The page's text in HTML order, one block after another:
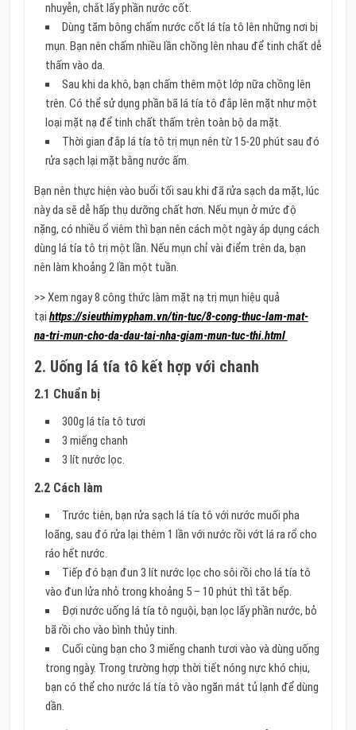
nhuyễn, chắt lấy phần nước cốt.
Dùng tăm bông chấm nước cốt lá tía tô lên những nơi bị
mụn. Bạn nên chấm nhiều lần chồng lên nhau để tinh chất dễ
thấm vào da.
Sau khi da khô, bạn chấm thêm một lớp nữa chồng lên
trên. Có thể sử dụng phần bã lá tía tô đắp lên mặt như một
loại mặt nạ để tinh chất thấm trên toàn bộ da mặt.
Thời gian đắp lá tía tô trị mụn nên từ 15-20 phút sau đó
rửa sạch lại mặt bằng nước ấm.
Bạn nên thực hiện vào buổi tối sau khi đã rửa sạch da mặt, lúc
này da sẽ dễ hấp thụ dưỡng chất hơn. Nếu mụn ở mức độ
nặng, có nhiều ổ viêm thì bạn nên cách một ngày áp dụng cách
dùng lá tía tô trị một lần. Nếu mụn chỉ vài điểm trên da, bạn
nên làm khoảng 2 lần một tuần.
>> Xem ngay 8 công thức làm mặt nạ trị mụn hiệu quả
tại https://sieuthimypham.vn/tin-tuc/8-cong-thuc-lam-mat-
na-tri-mun-cho-da-dau-tai-nha-giam-mun-tuc-thi.html
2. Uống lá tía tô kết hợp với chanh
2.1 Chuẩn bị
300g lá tía tô tươi
3 miếng chanh
3 lít nước lọc.
2.2 Cách làm
Trước tiên, bạn rửa sạch lá tía tô với nước muối pha
loãng, sau đó rửa lại thêm 1 lần với nước rồi vớt lá ra rổ cho
ráo hết nước.
Tiếp đó bạn đun 3 lít nước lọc cho sôi rồi cho lá tía tô
vào đun lửa nhỏ trong khoảng 5 – 10 phút thì tắt bếp.
Đợi nước uống lá tía tô nguội, bạn lọc lấy phần nước, bỏ
bã rồi cho vào bình thủy tinh.
Cuối cùng bạn cho 3 miếng chanh tươi vào và dùng uống
trong ngày. Trong trường hợp thời tiết nóng nực khó chịu,
bạn có thể cho nước lá tía tô vào ngăn mát tủ lạnh để dùng
dần.